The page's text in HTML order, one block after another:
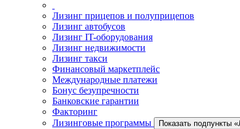
Лизинг прицепов и полуприцепов
Лизинг автобусов
Лизинг IT-оборудования
Лизинг недвижимости
Лизинг такси
Финансовый маркетплейс
Международные платежи
Бонус безупречности
Банковские гарантии
Факторинг
Лизинговые программы
Показать подпункты